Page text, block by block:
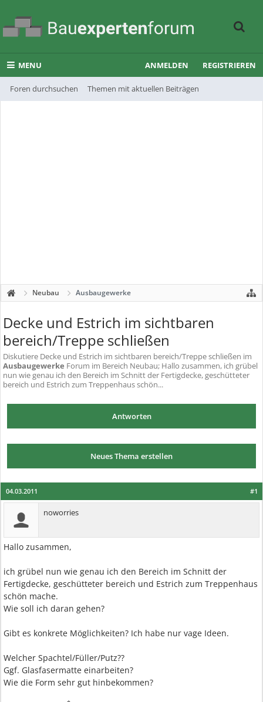
MENU
Foren durchsuchen Themen mit aktuellen Beiträgen
ANMELDEN REGISTRIEREN
Neubau Ausbaugewerke
Decke und Estrich im sichtbaren
bereich/Treppe schließen
Diskutiere Decke und Estrich im sichtbaren bereich/Treppe schließen im
Ausbaugewerke Forum im Bereich Neubau; Hallo zusammen, ich grübel
nun wie genau ich den Bereich im Schnitt der Fertigdecke, geschütteter
bereich und Estrich zum Treppenhaus schön...
Antworten
Neues Thema erstellen
#1
04.03.2011
noworries
Hallo zusammen,
ich grübel nun wie genau ich den Bereich im Schnitt der
Fertigdecke, geschütteter bereich und Estrich zum Treppenhaus
schön mache.
Wie soll ich daran gehen?
Gibt es konkrete Möglichkeiten? Ich habe nur vage Ideen.
Welcher Spachtel/Füller/Putz??
Ggf. Glasfasermatte einarbeiten?
Wie die Form sehr gut hinbekommen?